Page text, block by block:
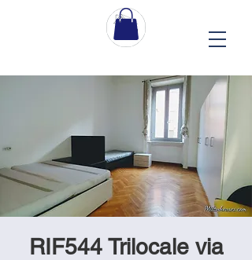
RIF544 Trilocale via